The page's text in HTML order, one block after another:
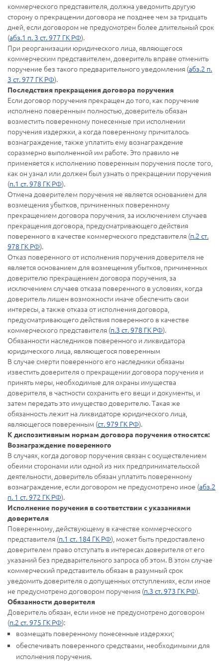
коммерческого представителя, должна уведомить другую
сторону о прекращении договора не позднее чем за тридцать
дней, если договором не предусмотрен более длительный срок
(абз.1 п. 3 ст. 977 ГК РФ).
При реорганизации юридического лица, являющегося
коммерческим представителем, доверитель вправе отменить
поручение без такого предварительного уведомления (абз.2 п.
3 ст. 977 ГК РФ).
Последствия прекращения договора поручения
Если договор поручения прекращен до того, как поручение
исполнено поверенным полностью, доверитель обязан
возместить поверенному понесенные при исполнении
поручения издержки, а когда поверенному причиталось
вознаграждение, также уплатить ему вознаграждение
соразмерно выполненной им работе. Это правило не
применяется к исполнению поверенным поручения после того,
как он узнал или должен был узнать о прекращении поручения
(п.1 ст. 978 ГК РФ).
Отмена доверителем поручения не является основанием для
возмещения убытков, причиненных поверенному
прекращением договора поручения, за исключением случаев
прекращения договора, предусматривающего действия
поверенного в качестве коммерческого представителя (п.2 ст.
978 ГК РФ).
Отказ поверенного от исполнения поручения доверителя не
является основанием для возмещения убытков, причиненных
доверителю прекращением договора поручения, за
исключением случаев отказа поверенного в условиях, когда
доверитель лишен возможности иначе обеспечить свои
интересы, а также отказа от исполнения договора,
предусматривающего действия поверенного в качестве
коммерческого представителя (п.3 ст. 978 ГК РФ).
Обязанности наследников поверенного и ликвидатора
юридического лица, являющегося поверенным
В случае смерти поверенного его наследники обязаны
известить доверителя о прекращении договора поручения и
принять меры, необходимые для охраны имущества
доверителя, в частности сохранить его вещи и документы, и
затем передать это имущество доверителю. Такая же
обязанность лежит на ликвидаторе юридического лица,
являющегося поверенным (ст. 979 ГК РФ).
К диспозитивным нормам договора поручения относятся:
Вознаграждение поверенного
В случаях, когда договор поручения связан с осуществлением
обеими сторонами или одной из них предпринимательской
деятельности, доверитель обязан уплатить поверенному
вознаграждение, если договором не предусмотрено иное (абз.2
п. 1 ст. 972 ГК РФ).
Исполнение поручения в соответствии с указаниями
доверителя
Поверенному, действующему в качестве коммерческого
представителя (п.1 ст. 184 ГК РФ), может быть предоставлено
доверителем право отступать в интересах доверителя от его
указаний без предварительного запроса об этом. В этом случае
коммерческий представитель обязан в разумный срок
уведомить доверителя о допущенных отступлениях, если иное
не предусмотрено договором поручения (п.3 ст. 973 ГК РФ).
Обязанности доверителя
Доверитель обязан, если иное не предусмотрено договором
(п.2 ст. 975 ГК РФ):
возмещать поверенному понесенные издержки;
обеспечивать поверенного средствами, необходимыми для
исполнения поручения.